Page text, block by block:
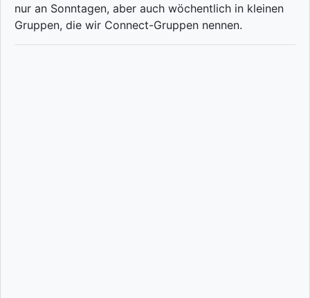
nur an Sonntagen, aber auch wöchentlich in kleinen
Gruppen, die wir Connect-Gruppen nennen.